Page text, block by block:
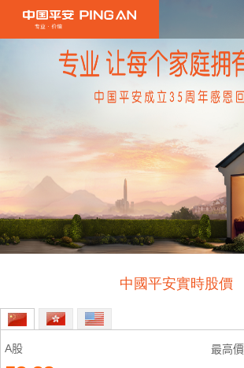
中國平安實時股價
關於平安
投資者關係
ESG